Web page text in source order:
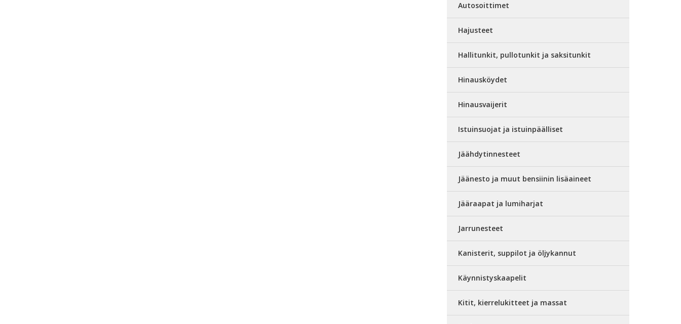
Autosoittimet
Hajusteet
Hallitunkit, pullotunkit ja saksitunkit
Hinausköydet
Hinausvaijerit
Istuinsuojat ja istuinpäälliset
Jäähdytinnesteet
Jäänesto ja muut bensiinin lisäaineet
Jääraapat ja lumiharjat
Jarrunesteet
Kanisterit, suppilot ja öljykannut
Käynnistyskaapelit
Kitit, kierrelukitteet ja massat